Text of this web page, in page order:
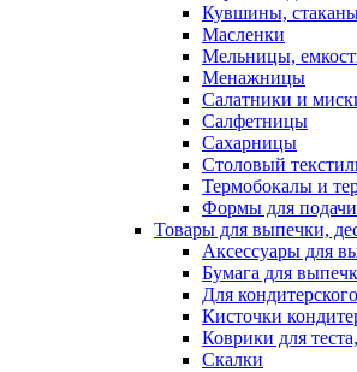
Кувшины,
Масленки
Мельницы,
Менажницы
Салатники и
Салфетницы
Сахарницы
Столовый
Термобокалы и
Формы для подачи
Товары для выпечки,
Аксессуары для
Бумага для
Для
Кисточки
Коврики для
Скалки